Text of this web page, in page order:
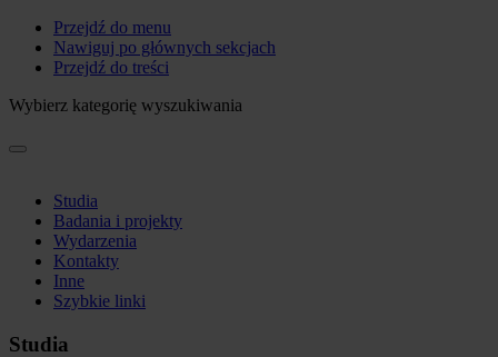
Przejdź do menu
Nawiguj po głównych sekcjach
Przejdź do treści
Wybierz kategorię wyszukiwania
Studia
Badania i projekty
Wydarzenia
Kontakty
Inne
Szybkie linki
Studia